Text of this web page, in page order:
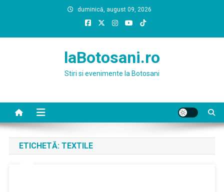
duminică, august 09, 2026
laBotosani.ro
Stiri si evenimente la Botosani
ETICHETĂ: TEXTILE